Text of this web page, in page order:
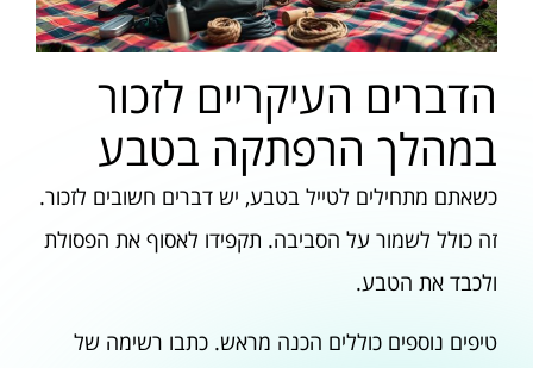
הדברים העיקריים לזכור
במהלך הרפתקה בטבע
כשאתם מתחילים לטייל בטבע, יש דברים חשובים לזכור.
זה כולל לשמור על הסביבה. תקפידו לאסוף את הפסולת
ולכבד את הטבע.
טיפים נוספים כוללים הכנה מראש. כתבו רשימה של